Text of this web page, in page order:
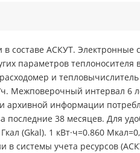
составе АСКУТ. Электронные
параметров теплоносителя
и
Межповерочный интервал 6
архивной информации
38 месяцев. Для
(Gkal). 1 кВт·ч=0.860
в системы учета ресурсов